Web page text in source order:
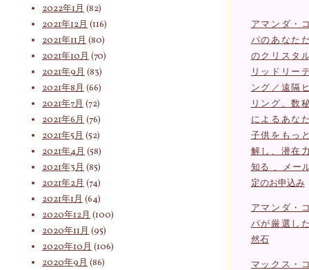
アマンダ・
パのあなた
のクリスタ
リッドリー
ング／遠隔
リング、数
によるあな
子供をもっ
解し、潜在
知る 、メー
定のお申込み
アマンダ・
パが厳選し
然石
マックス・
2022年1月 (82)
2021年12月 (116)
2021年11月 (80)
2021年10月 (70)
2021年9月 (83)
2021年8月 (66)
2021年7月 (72)
2021年6月 (76)
2021年5月 (52)
2021年4月 (58)
2021年3月 (85)
2021年2月 (74)
2021年1月 (64)
2020年12月 (100)
2020年11月 (95)
2020年10月 (106)
2020年9月 (86)